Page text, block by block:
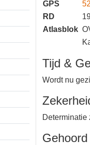
GPS
RD
Atlasblok
Tijd &
Wordt nu